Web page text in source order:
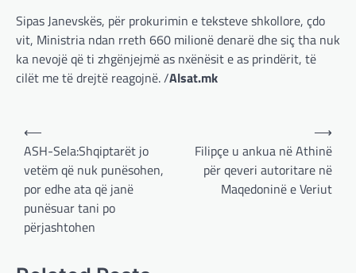
Sipas Janevskës, për prokurimin e teksteve shkollore, çdo
vit, Ministria ndan rreth 660 milionë denarë dhe siç tha nuk
ka nevojë që ti zhgënjejmë as nxënësit e as prindërit, të
cilët me të drejtë reagojnë. /Alsat.mk
Post
navigation
⟵
ASH-Sela:Shqiptarët jo
vetëm që nuk punësohen,
por edhe ata që janë
punësuar tani po
përjashtohen
Filipçe u ankua në Athinë
për qeveri autoritare në
Maqedoninë e Veriut
⟶
BOTA MË TË FUNDIT,OPINIONE,
RAJONI